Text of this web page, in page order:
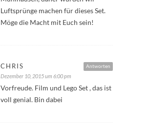
Luftsprünge machen für dieses Set.
Möge die Macht mit Euch sein!
Antworten
CHRIS
Dezember 10, 2015 um 6:00 pm
Vorfreude. Film und Lego Set , das ist
voll genial. Bin dabei